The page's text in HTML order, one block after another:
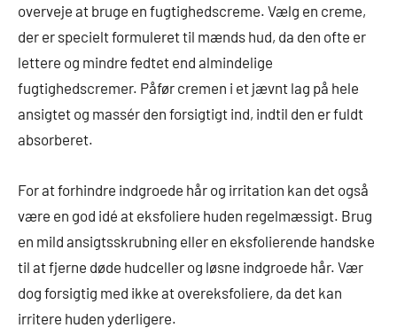
overveje at bruge en fugtighedscreme. Vælg en creme,
der er specielt formuleret til mænds hud, da den ofte er
lettere og mindre fedtet end almindelige
fugtighedscremer. Påfør cremen i et jævnt lag på hele
ansigtet og massér den forsigtigt ind, indtil den er fuldt
absorberet.
For at forhindre indgroede hår og irritation kan det også
være en god idé at eksfoliere huden regelmæssigt. Brug
en mild ansigtsskrubning eller en eksfolierende handske
til at fjerne døde hudceller og løsne indgroede hår. Vær
dog forsigtig med ikke at overeksfoliere, da det kan
irritere huden yderligere.